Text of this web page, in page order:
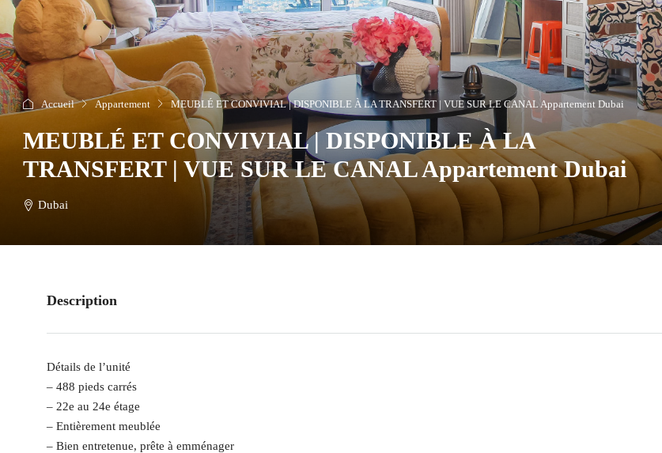
Accueil Appartement MEUBLÉ ET CONVIVIAL | DISPONIBLE À LA TRANSFERT | VUE SUR LE CANAL Appartement Dubai
MEUBLÉ ET CONVIVIAL | DISPONIBLE À LA
TRANSFERT | VUE SUR LE CANAL Appartement Dubai
Dubai
Description
Détails de l’unité
– 488 pieds carrés
– 22e au 24e étage
– Entièrement meublée
– Bien entretenue, prête à emménager